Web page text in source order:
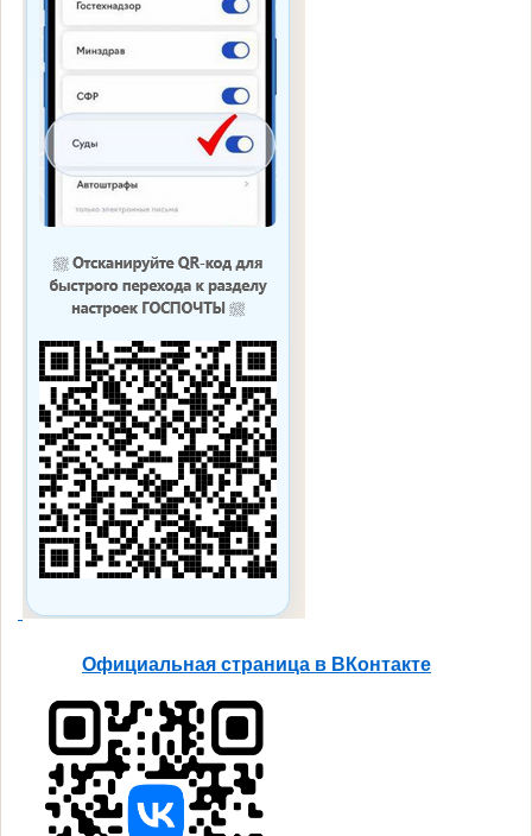
Официальная страница в ВКонтакте